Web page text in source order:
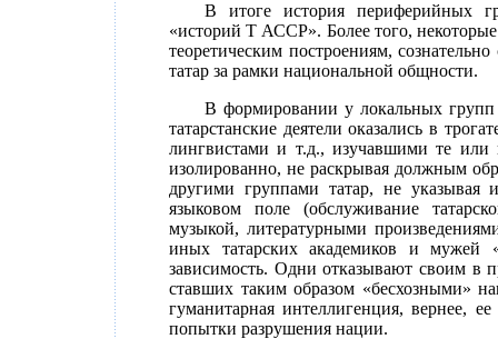
В итоге история периферийных
«историй Т АССР». Более того,
теоретическим построениям,
татар за рамки национальной общности.
В формировании у локальных групп
татарстанские деятели оказались в
лингвистами и т.д., изучавшими те или
изолированно, не раскрывая должным
другими группами татар, не
языковом поле (обслуживание
музыкой, литературными
иных татарских академиков и мужей
зависимость. Одни отказывают своим в
ставших таким образом «бесхозными»
гуманитарная интеллигенция, вернее,
попытки разрушения нации.